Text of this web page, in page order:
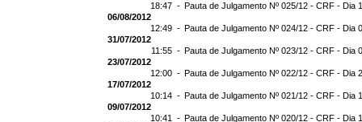
18:47 - Pauta de Julgamento Nº 025/12 - CRF - Dia
06/08/2012
12:49 - Pauta de Julgamento Nº 024/12 - CRF - Dia
31/07/2012
11:55 - Pauta de Julgamento Nº 023/12 - CRF - Dia
23/07/2012
12:00 - Pauta de Julgamento Nº 022/12 - CRF - Dia
17/07/2012
10:14 - Pauta de Julgamento Nº 021/12 - CRF - Dia
09/07/2012
10:41 - Pauta de Julgamento Nº 020/12 - CRF - Dia